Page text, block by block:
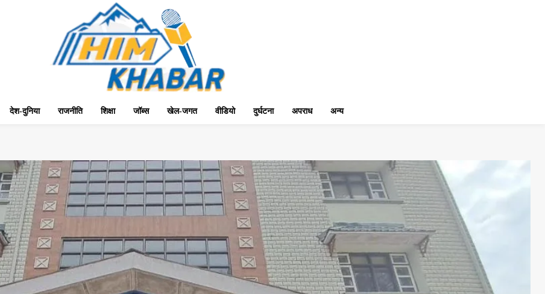
देश-दुनिया राजनीति शिक्षा जॉब्स खेल-जगत वीडियो दुर्घटना अपराध अन्य